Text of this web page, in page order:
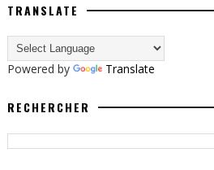
TRANSLATE
Powered by Translate
RECHERCHER